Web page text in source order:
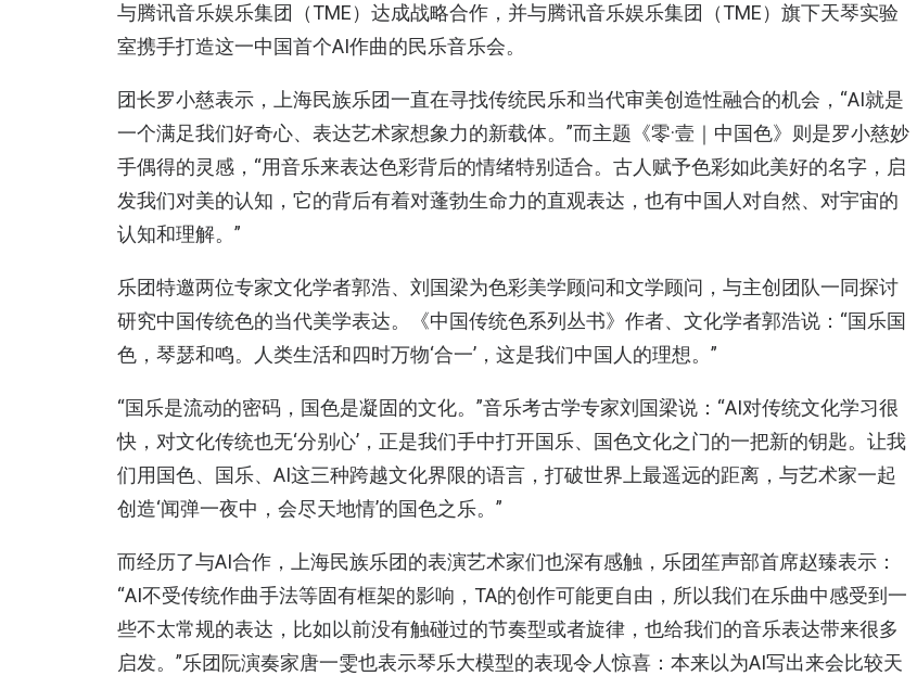
与腾讯音乐娱乐集团（TME）达成战略合作，并与腾讯音乐娱乐集团（TME）旗下天琴实验
室携手打造这一中国首个AI作曲的民乐音乐会。
团长罗小慈表示，上海民族乐团一直在寻找传统民乐和当代审美创造性融合的机会，“AI就是
一个满足我们好奇心、表达艺术家想象力的新载体。”而主题《零·壹｜中国色》则是罗小慈妙
手偶得的灵感，“用音乐来表达色彩背后的情绪特别适合。古人赋予色彩如此美好的名字，启
发我们对美的认知，它的背后有着对蓬勃生命力的直观表达，也有中国人对自然、对宇宙的
认知和理解。”
乐团特邀两位专家文化学者郭浩、刘国梁为色彩美学顾问和文学顾问，与主创团队一同探讨
研究中国传统色的当代美学表达。《中国传统色系列丛书》作者、文化学者郭浩说：“国乐国
色，琴瑟和鸣。人类生活和四时万物‘合一’，这是我们中国人的理想。”
“国乐是流动的密码，国色是凝固的文化。”音乐考古学专家刘国梁说：“AI对传统文化学习很
快，对文化传统也无‘分别心’，正是我们手中打开国乐、国色文化之门的一把新的钥匙。让我
们用国色、国乐、AI这三种跨越文化界限的语言，打破世界上最遥远的距离，与艺术家一起
创造‘闻弹一夜中，会尽天地情’的国色之乐。”
而经历了与AI合作，上海民族乐团的表演艺术家们也深有感触，乐团笙声部首席赵臻表示：
“AI不受传统作曲手法等固有框架的影响，TA的创作可能更自由，所以我们在乐曲中感受到一
些不太常规的表达，比如以前没有触碰过的节奏型或者旋律，也给我们的音乐表达带来很多
启发。”乐团阮演奏家唐一雯也表示琴乐大模型的表现令人惊喜：本来以为AI写出来会比较天